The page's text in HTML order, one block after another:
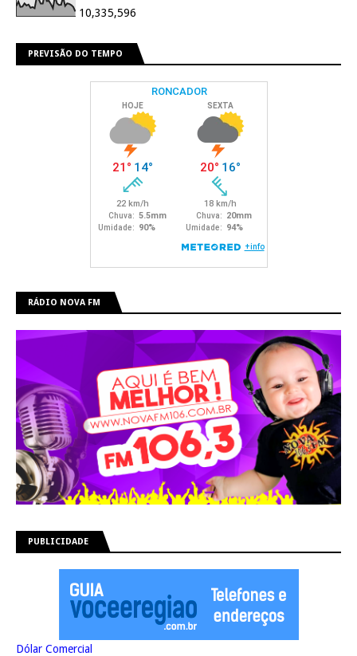
10,335,596
PREVISÃO DO TEMPO
RÁDIO NOVA FM
PUBLICIDADE
Dólar Comercial